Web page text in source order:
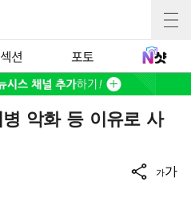
섹션 포토
악화 등 이유로 사
가가